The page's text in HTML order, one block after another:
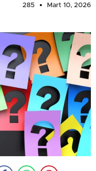
285 Mart 10, 2026